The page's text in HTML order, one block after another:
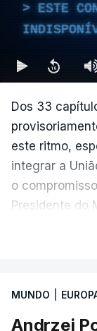
ESTE
Dos 33
este ritmo,
integrar a
o
Presidente do
MUNDO
Andrzej